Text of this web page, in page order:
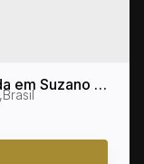
em Suzano /
,Brasil